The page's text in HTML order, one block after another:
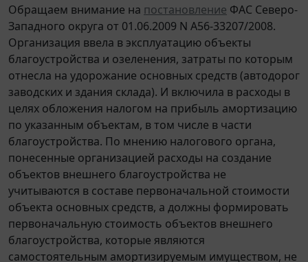
Обращаем внимание на постановление ФАС Северо-
Западного округа от 01.06.2009 N А56-33207/2008.
Организация ввела в эксплуатацию объекты
благоустройства и озеленения, затраты по которым
отнесла на удорожание основных средств (автодорог
заводских и здания склада). И включила в расходы в
целях обложения налогом на прибыль амортизацию
по указанным объектам, в том числе в части
благоустройства. По мнению налогового органа,
понесенные организацией расходы на создание
объектов внешнего благоустройства не
учитываются в составе первоначальной стоимости
объекта основных средств, а должны формировать
первоначальную стоимость объектов внешнего
благоустройства, которые являются
самостоятельным амортизируемым имуществом, не